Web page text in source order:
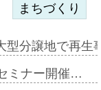
まちづくり
型分譲地で再
ミナー開催…